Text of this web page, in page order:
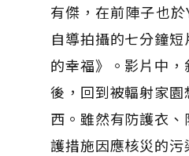
有傑，在前陣子也
自導拍攝的七分鐘
的幸福》。影片中
後，回到被輻射家
西。雖然有防護衣
護措施因應核災的